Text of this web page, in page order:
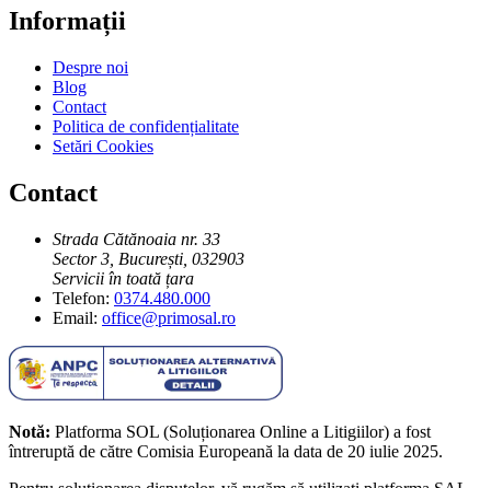
Informații
Despre noi
Blog
Contact
Politica de confidențialitate
Setări Cookies
Contact
Strada Cătănoaia nr. 33
Sector 3, București, 032903
Servicii în toată țara
Telefon: 0374.480.000
Email: office@primosal.ro
Notă: Platforma SOL (Soluționarea Online a Litigiilor) a fost
întreruptă de către Comisia Europeană la data de 20 iulie 2025.